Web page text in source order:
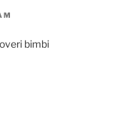
bimbi